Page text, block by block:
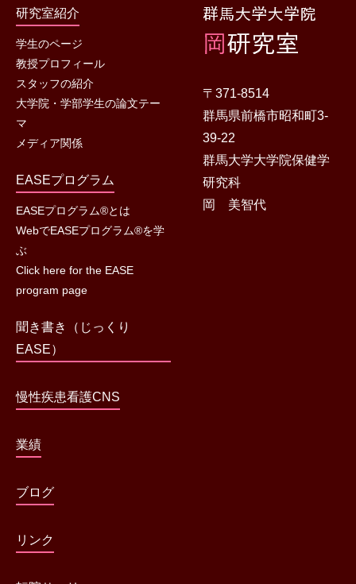
研究室紹介
学生のページ
教授プロフィール
スタッフの紹介
大学院・学部学生の論文テー
マ
メディア関係
EASEプログラム
EASEプログラム®とは
WebでEASEプログラム®を学
ぶ
Click here for the EASE
program page
聞き書き（じっくり
EASE）
慢性疾患看護CNS
業績
ブログ
リンク
〒371-8514
群馬県前橋市昭和町3-
39-22
群馬大学大学院保健学
研究科
岡 美智代